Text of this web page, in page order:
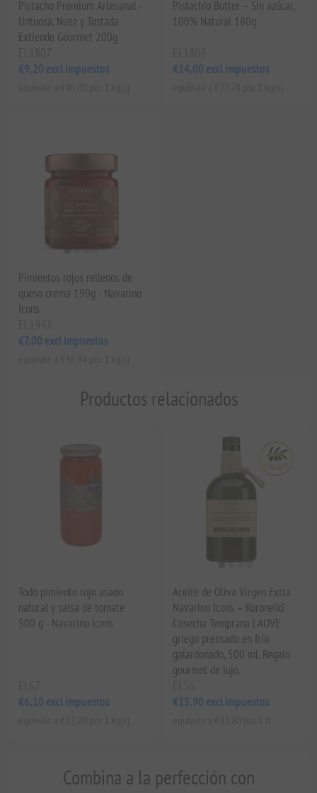
Pistacho Premium Artesanal -
Untuosa, Nuez y Tostada
Extiende Gourmet 200g
€9,20 excl impuestos
Pistachio Butter – Sin azúcar,
100% Natural 180g
€14,00 excl impuestos
Pimientos rojos rellenos de
queso crema 190g - Navarino
Icons
€7,00 excl impuestos
Productos relacionados
Todo pimiento rojo asado
natural y salsa de tomate
500 g - Navarino Icons
€6,10 excl impuestos
Aceite de Oliva Virgen Extra
Navarino Icons – Koroneiki
Cosecha Temprana | AOVE
griego prensado en frío
galardonado, 500 ml. Regalo
gourmet de lujo.
€15,90 excl impuestos
Combina a la perfección con